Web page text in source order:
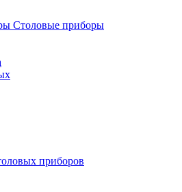
Cтоловые приборы
приборов